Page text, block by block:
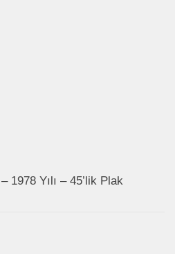
1978 Yılı – 45’lik Plak